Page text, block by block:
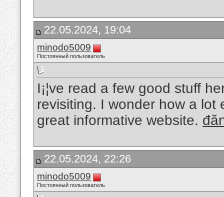
22.05.2024, 19:04
minodo5009
Постоянный пользователь
I¡¦ve read a few good stuff
revisiting. I wonder how a
great informative website.
22.05.2024, 22:26
minodo5009
Постоянный пользователь